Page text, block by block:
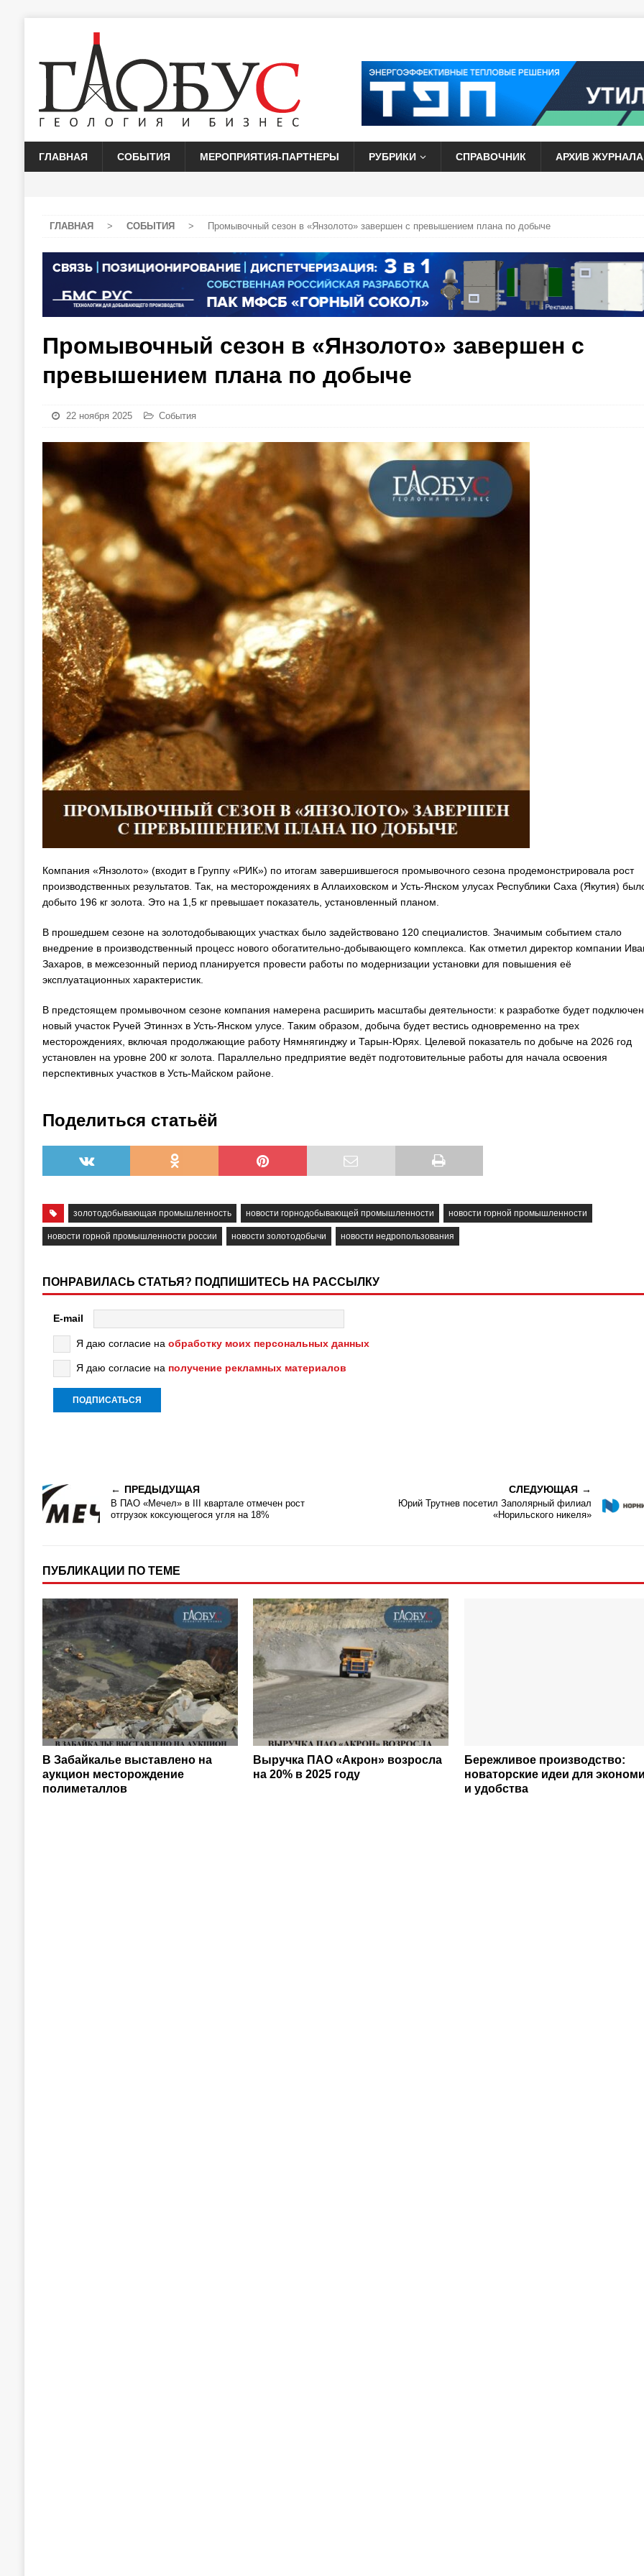
ГЛАВНАЯ СОБЫТИЯ МЕРОПРИЯТИЯ-ПАРТНЕРЫ РУБРИКИ СПРАВОЧНИК АРХИВ ЖУРНАЛА
ГЛАВНАЯ > СОБЫТИЯ > Промывочный сезон в «Янзолото» завершен с превышением плана по добыче
Промывочный сезон в «Янзолото» завершен с
превышением плана по добыче
22 ноября 2025 События
Компания «Янзолото» (входит в Группу «РИК») по итогам завершившегося промывочного сезона продемонстрировала рост
производственных результатов. Так, на месторождениях в Аллаиховском и Усть-Янском улусах Республики Саха (Якутия)
добыто 196 кг золота. Это на 1,5 кг превышает показатель, установленный планом.
В прошедшем сезоне на золотодобывающих участках было задействовано 120 специалистов. Значимым событием стало
внедрение в производственный процесс нового обогатительно-добывающего комплекса. Как отметил директор компании
Захаров, в межсезонный период планируется провести работы по модернизации установки для повышения её
эксплуатационных характеристик.
В предстоящем промывочном сезоне компания намерена расширить масштабы деятельности: к разработке будет подключен
новый участок Ручей Этиннэх в Усть-Янском улусе. Таким образом, добыча будет вестись одновременно на трех
месторождениях, включая продолжающие работу Нямнягинджу и Тарын-Юрях. Целевой показатель по добыче на 2026 год
установлен на уровне 200 кг золота. Параллельно предприятие ведёт подготовительные работы для начала освоения
перспективных участков в Усть-Майском районе.
Поделиться статьёй
золотодобывающая промышленность новости горнодобывающей промышленности новости горной промышленности
новости горной промышленности россии новости золотодобычи новости недропользования
ПОНРАВИЛАСЬ СТАТЬЯ? ПОДПИШИТЕСЬ НА РАССЫЛКУ
E-mail
Я даю согласие на обработку моих персональных данных
Я даю согласие на получение рекламных материалов
ПРЕДЫДУЩАЯ
В ПАО «Мечел» в III квартале отмечен рост
отгрузок коксующегося угля на 18%
СЛЕДУЮЩАЯ
Юрий Трутнев посетил Заполярный филиал
«Норильского никеля»
ПУБЛИКАЦИИ ПО ТЕМЕ
В Забайкалье выставлено на
аукцион месторождение
полиметаллов
Выручка ПАО «Акрон» возросла
на 20% в 2025 году
Бережливое производство:
новаторские идеи для
и удобства